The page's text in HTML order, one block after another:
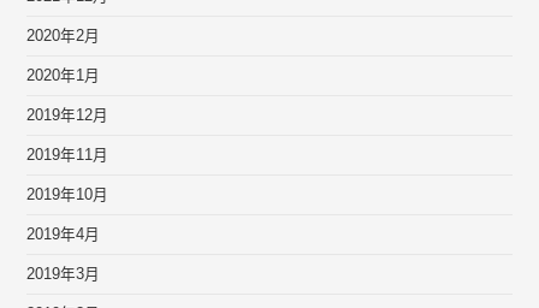
2020年2月
2020年1月
2019年12月
2019年11月
2019年10月
2019年4月
2019年3月